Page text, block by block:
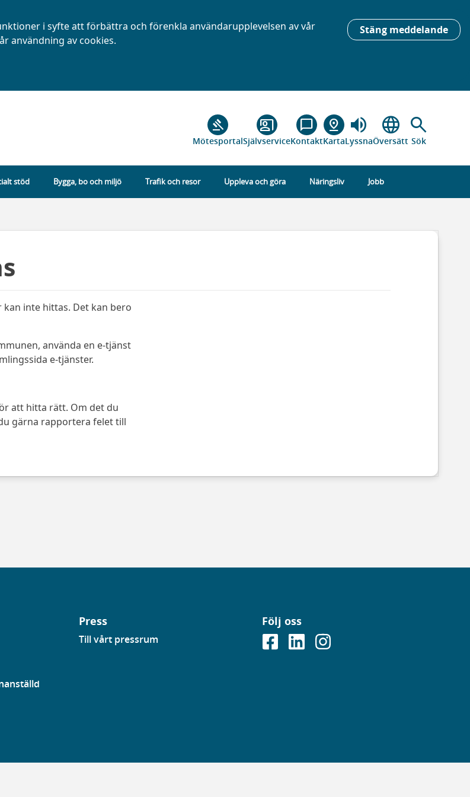
Stäng meddelande
i syfte att förbättra och förenkla användarupplevelsen av vår
användning av cookies.
gavel
Mötesportal
co_present
Självservice
chat_bubble_outline
Kontakt
pin_drop
Karta
volume_up
Lyssna
language
Översätt
search
Sök
stöd Bygga, bo och miljö Trafik och resor Uppleva och göra Näringsliv Jobb
inte hittas. Det kan bero
använda en e-tjänst
e-tjänster.
att hitta rätt. Om det du
gärna rapportera felet till
Press
Till vårt pressrum
Följ oss